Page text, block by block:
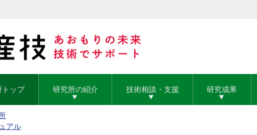
トップ 研究所の紹介 技術相談・支援 研究成果
アル